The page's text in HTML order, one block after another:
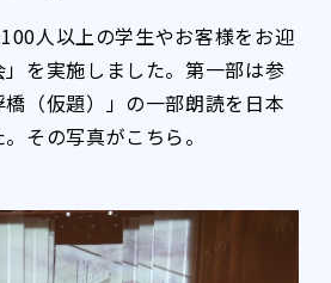
人以上の学生やお客様をお迎
を実施しました。第一部は参
（仮題）」の一部朗読を日本
その写真がこちら。